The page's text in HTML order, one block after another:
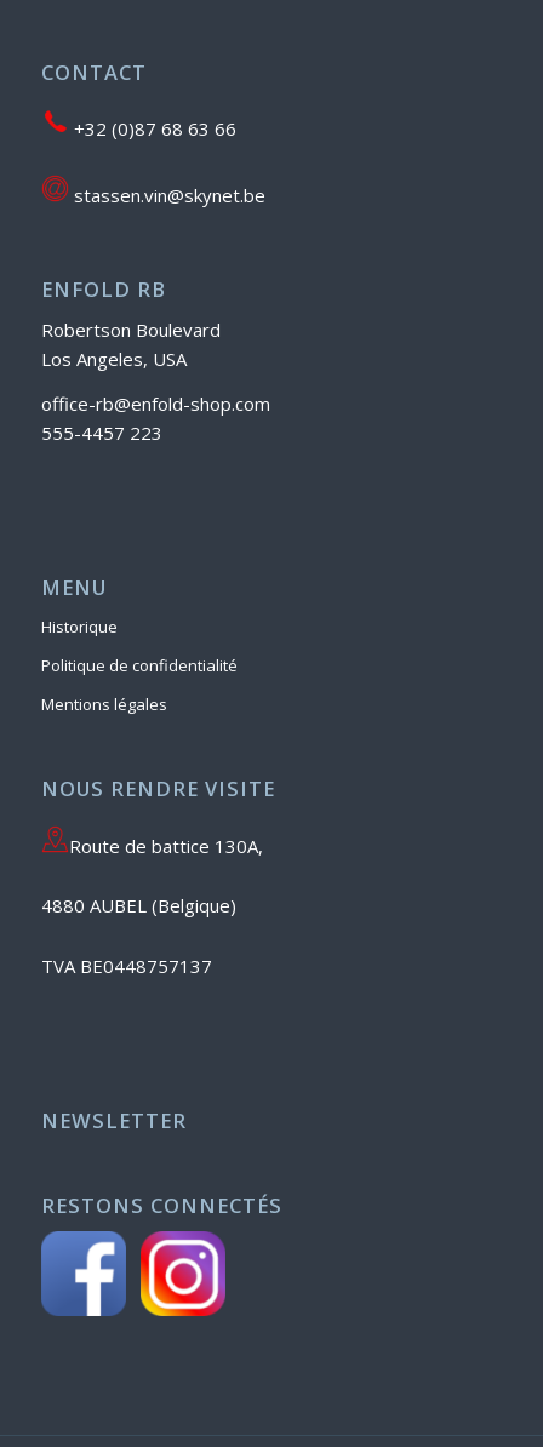
CONTACT
+32 (0)87 68 63 66
stassen.vin@skynet.be
ENFOLD RB
Robertson Boulevard
Los Angeles, USA
office-rb@enfold-shop.com
555-4457 223
MENU
Historique
Politique de confidentialité
Mentions légales
NOUS RENDRE VISITE
Route de battice 130A,
4880 AUBEL (Belgique)
TVA BE0448757137
NEWSLETTER
RESTONS CONNECTÉS